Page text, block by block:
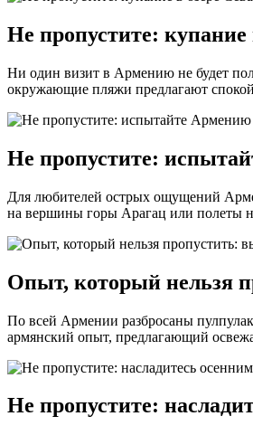
Не пропустите: купание
Ни один визит в Армению не будет
окружающие пляжи предлагают
Не пропустите:
Для любителей острых ощущений
на вершины горы Арагац или полеты
Опыт, который нельзя
По всей Армении разбросаны
армянский опыт, предлагающий
Не пропустите: